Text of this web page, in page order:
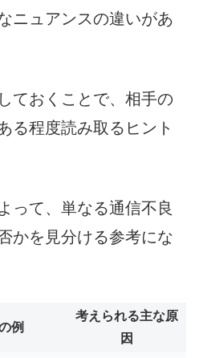
ニュアンスの違いがあ
ておくことで、相手の
る程度読み取るヒント
って、単なる通信不良
かを見分ける参考にな
例
考えられる主な原
因